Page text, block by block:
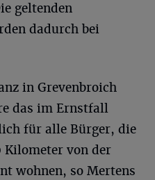
geltenden
dadurch bei
in Grevenbroich
das im Ernstfall
für alle Bürger, die
von der
wohnen, so Mertens